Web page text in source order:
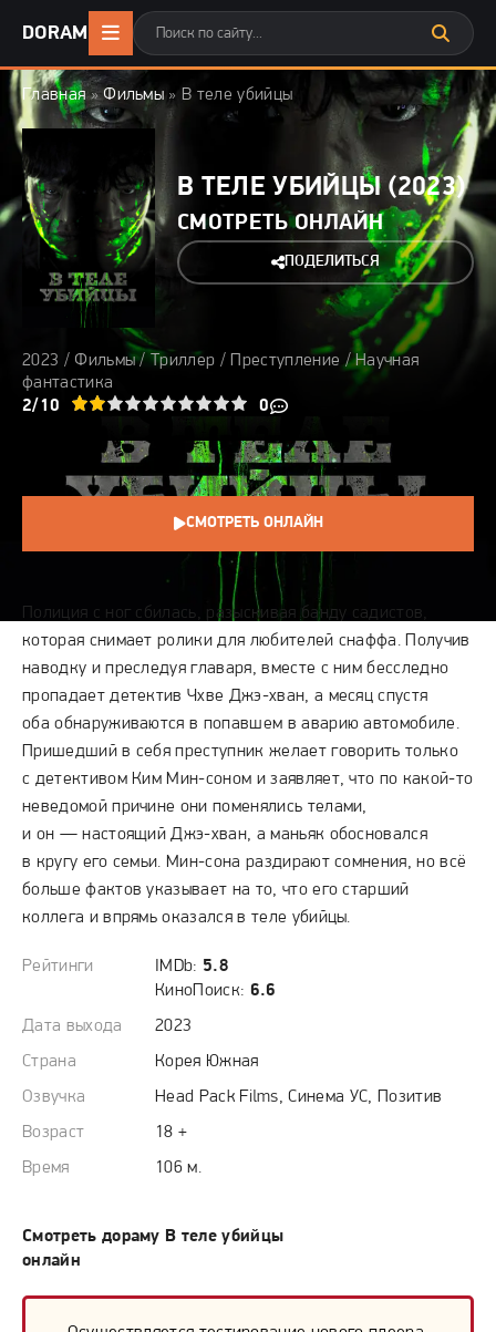
DORAMA24 .ONLINE
Главная»Фильмы » В теле убийцы
В ТЕЛЕ УБИЙЦЫ (2023)
СМОТРЕТЬ ОНЛАЙН
ПОДЕЛИТЬСЯ
2023 / Фильмы/Триллер / Преступление /Научная
фантастика
2/10
4 5 6 7 8 9 10 0
СМОТРЕТЬ ОНЛАЙН
Полиция с ног сбилась, разыскивая банду садистов,
которая снимает ролики для любителей снаффа. Получив
наводку и преследуя главаря, вместе с ним бесследно
пропадает детектив Чхве Джэ-хван, а месяц спустя
оба обнаруживаются в попавшем в аварию автомобиле.
Пришедший в себя преступник желает говорить только
с детективом Ким Мин-соном и заявляет, что по какой-то
неведомой причине они поменялись телами,
и он — настоящий Джэ-хван, а маньяк обосновался
в кругу его семьи. Мин-сона раздирают сомнения, но всё
больше фактов указывает на то, что его старший
коллега и впрямь оказался в теле убийцы.
Рейтинги IMDb: 5.8
КиноПоиск: 6.6
Дата выхода
2023
Страна
Корея Южная
Озвучка
Head Pack Films, Синема УС, Позитив
Возраст
18 +
Время
106 м.
Смотреть дораму В теле убийцы
онлайн